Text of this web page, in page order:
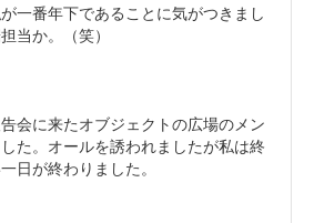
一番年下であることに気がつきまし
当か。（笑）
会に来たオブジェクトの広場のメン
た。オールを誘われましたが私は終
日が終わりました。